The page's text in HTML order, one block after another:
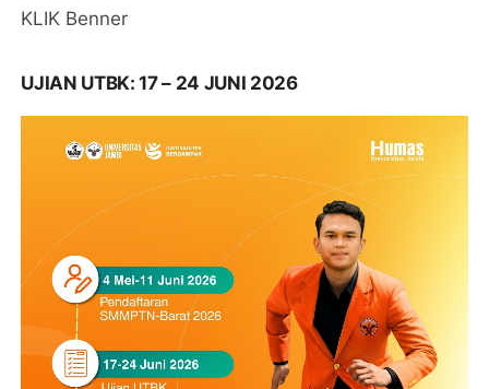
KLIK Benner
UJIAN UTBK: 17 – 24 JUNI 2026